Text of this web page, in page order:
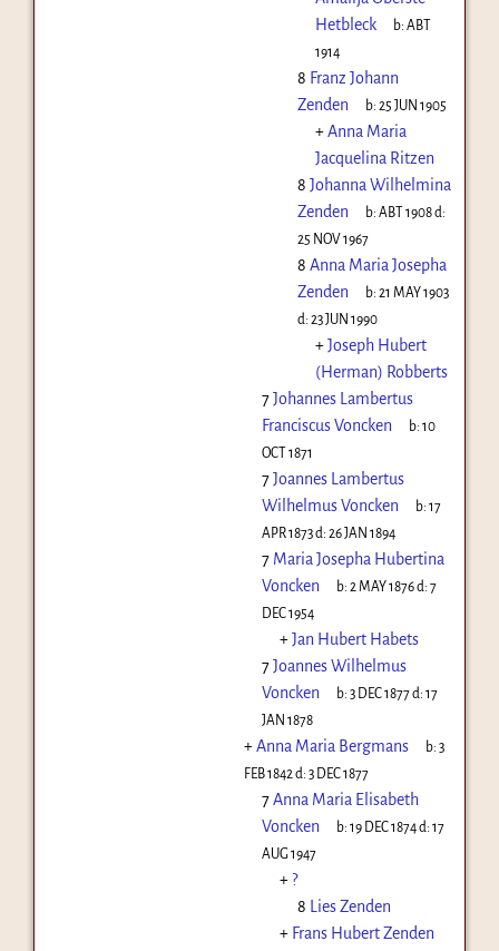
Hetbleck
b:ABT
1914
8 Franz Johann
Zenden
b:25 JUN 1905
+Anna Maria
Jacquelina Ritzen
8 Johanna Wilhelmina
Zenden
b:ABT 1908d:
25 NOV 1967
8 Anna Maria Josepha
Zenden
b:21 MAY 1903
d: 23 JUN 1990
+Joseph Hubert
(Herman) Robberts
7Johannes Lambertus
Franciscus Voncken
b:10
OCT 1871
7Joannes Lambertus
Wilhelmus Voncken
b:17
APR 1873d: 26 JAN 1894
7 Maria Josepha Hubertina
Voncken
b:2 MAY 1876d:7
DEC 1954
+Jan Hubert Habets
7Joannes Wilhelmus
Voncken
b:3 DEC 1877d:17
JAN 1878
+Anna Maria Bergmans b:3
FEB 1842 d: 3 DEC 1877
7Anna Maria Elisabeth
Voncken
b:19 DEC 1874d:17
AUG 1947
+ ?
8 Lies Zenden
+ Frans Hubert Zenden